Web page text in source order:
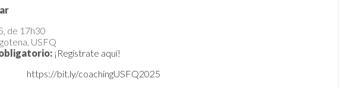
de 17h30
USFQ
¡Regístrate aquí!
https://bit.ly/coachingUSFQ2025